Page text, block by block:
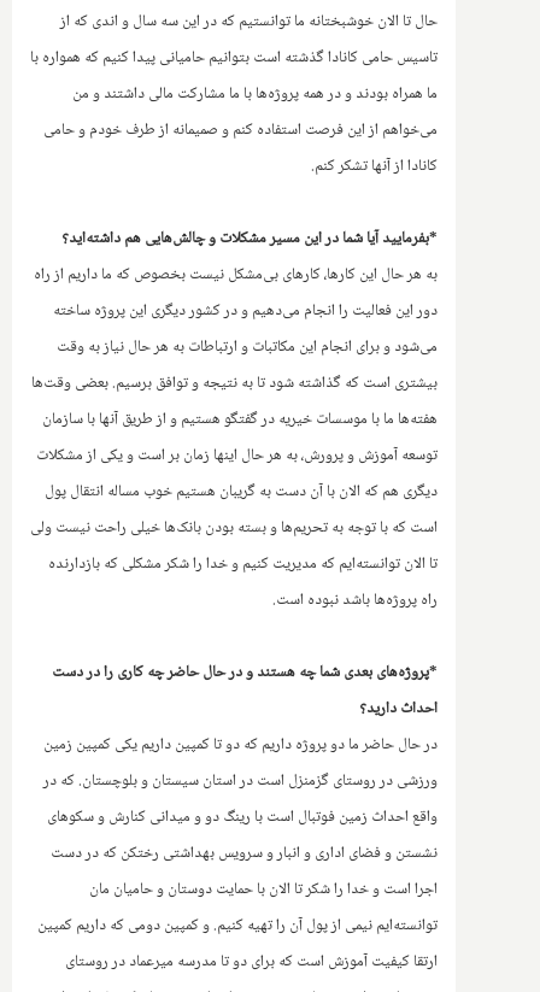
حال تا الان خوشبختانه ما توانستیم که در این سه سال و اندی که از
تاسیس حامی کانادا گذشته است بتوانیم حامیانی پیدا کنیم که همواره با
ما همراه بودند و در همه پروژه‌ها با ما مشارکت مالی داشتند و من
می‌خواهم از این فرصت استفاده کنم و صمیمانه از طرف خودم و حامی
کانادا از آنها تشکر کنم.
*بفرمایید آیا شما در این مسیر مشکلات و چالش‌هایی هم داشته‌اید؟‌
به هر حال این کارها، کارهای بی‌مشکل نیست بخصوص که ما داریم از راه
دور این فعالیت را انجام می‌دهیم و در کشور دیگری این پروژه ساخته
می‌شود و برای انجام این مکاتبات و ارتباطات‌ به هر حال نیاز به وقت
بیشتری است که گذاشته شود تا به نتیجه و توافق برسیم. بعضی وقت‌ها
هفته‌ها ما با موسسات خیریه در گفتگو هستیم و از طریق آنها با سازمان
توسعه آموزش و پرورش، به هر حال اینها زمان بر است و یکی از مشکلات
دیگری هم که الان با آن دست به گریبان هستیم خوب مساله انتقال پول
است که با توجه به تحریم‌ها و بسته بودن بانک‌ها خیلی راحت نیست ولی
تا الان توانسته‌ایم که مدیریت کنیم و خدا را شکر مشکلی که بازدارنده
راه پروژه‌ها باشد نبوده است.
*پروژه‌های بعدی شما چه هستند و در حال حاضر چه کاری را در دست
احداث دارید؟
در حال حاضر ما دو پروژه داریم که دو تا کمپین داریم یکی کمپین زمین
ورزشی‌ در روستای گزمنزل است در استان سیستان و بلوچستان. که در
واقع احداث زمین فوتبال است با رینگ دو و میدانی کنارش و سکوهای
نشستن و فضای اداری و انبار و سرویس بهداشتی رختکن که در دست
اجرا است و خدا را شکر تا الان با حمایت دوستان و حامیان مان
توانسته‌ایم نیمی از پول آن را تهیه کنیم. و کمپین دومی که داریم کمپین
ارتقا کیفیت آموزش است که برای دو تا مدرسه میرعماد در روستای